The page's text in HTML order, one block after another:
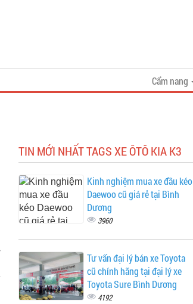
Cẩm nang
TIN MỚI NHẤT TAGS XE ÔTÔ KIA K3
Kinh nghiệm mua xe đầu kéo
Daewoo cũ giá rẻ tại Bình
Dương
3960
Tư vấn đại lý bán xe Toyota
cũ chính hãng tại đại lý xe
Toyota Sure Bình Dương
4192